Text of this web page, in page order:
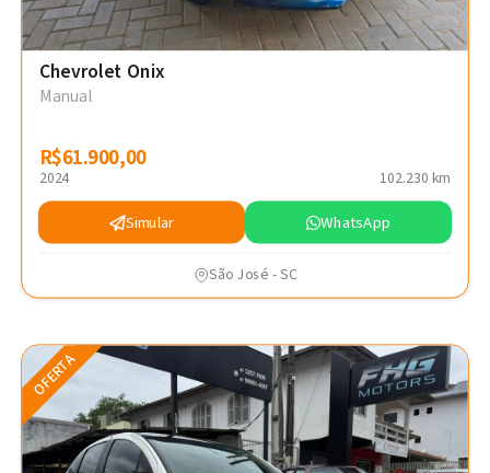
Chevrolet Onix
Manual
R$61.900,00
R$61.900,00
2024 102.230 km
Simular WhatsApp
São José - SC
OFERTA